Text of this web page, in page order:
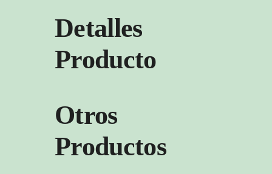
Detalles
Producto
Otros
Productos